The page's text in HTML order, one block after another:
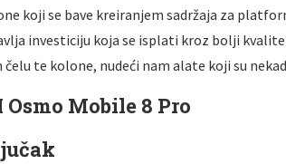
koji se bave kreiranjem sadržaja za
investiciju koja se isplati kroz bolji
čelu te kolone, nudeći nam alate koji su